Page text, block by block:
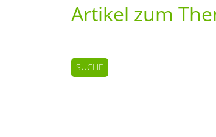
Artikel zum
SUCHE